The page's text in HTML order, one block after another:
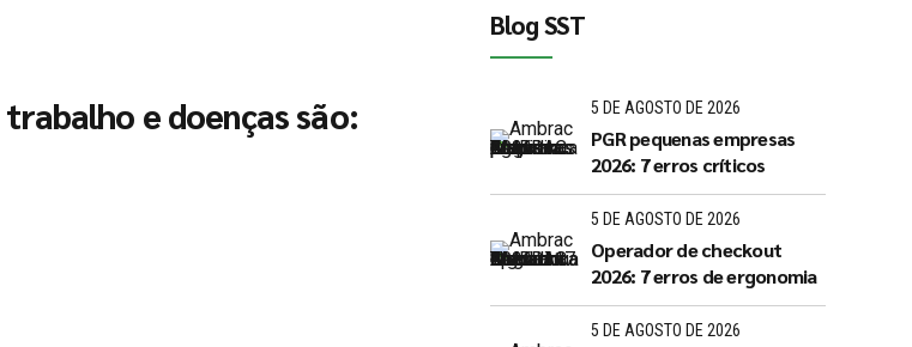
e doenças são:
Blog SST
5 DE AGOSTO DE 2026
PGR pequenas empresas
2026: 7 erros críticos
5 DE AGOSTO DE 2026
Operador de checkout
2026: 7 erros de ergonomia
5 DE AGOSTO DE 2026